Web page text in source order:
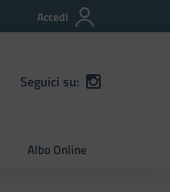
Accedi
Seguici su:
Albo Online